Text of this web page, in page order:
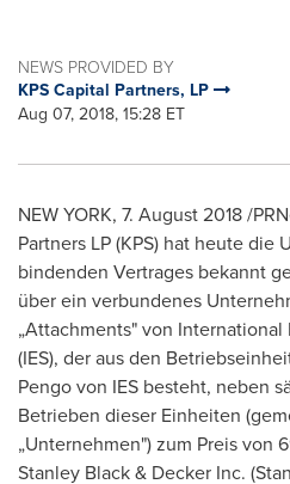
NEWS PROVIDED BY
KPS Capital Partners, LP
Aug 07, 2018, 15:28 ET
NEW YORK, 7. August 2018/
Partners LP (KPS) hat heute
bindenden Vertrages bekannt
über ein verbundenes
„Attachments" von
(IES), der aus den
Pengo von IES besteht, neben
Betrieben dieser Einheiten
„Unternehmen") zum Preis von
Stanley Black& Decker Inc. (